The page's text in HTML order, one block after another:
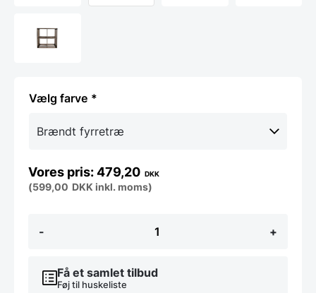
farve
-
vinreol
farver
antal
+
479,20 DKK
(599,00 DKK inkl. moms)
Få et samlet tilbud
Føj til huskeliste